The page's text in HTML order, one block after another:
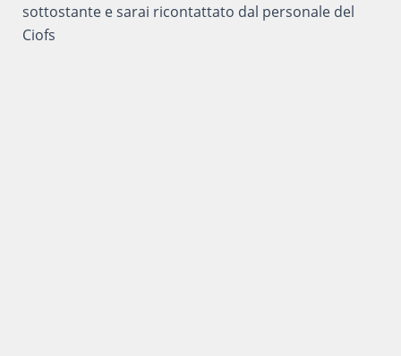
sottostante e sarai ricontattato dal personale del
Ciofs